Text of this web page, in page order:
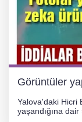
Görüntüler
Yalova'daki Hicri
yaşandığına